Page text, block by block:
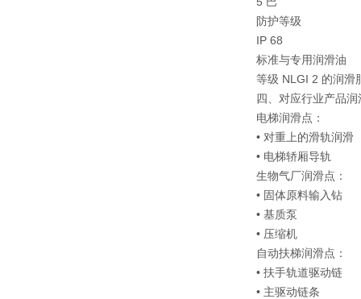
防护等级
IP 68
标准与专用润滑油
等级 NLGI 2 的润滑
四、对应行业产品润
电梯润滑点：
• 对重上的滑轨润滑
• 电梯轿厢导轨
生物气厂润滑点：
• 固体原料输入钻
• 基质泵
• 压缩机
自动扶梯润滑点：
• 扶手轨道驱动链
• 主驱动链条